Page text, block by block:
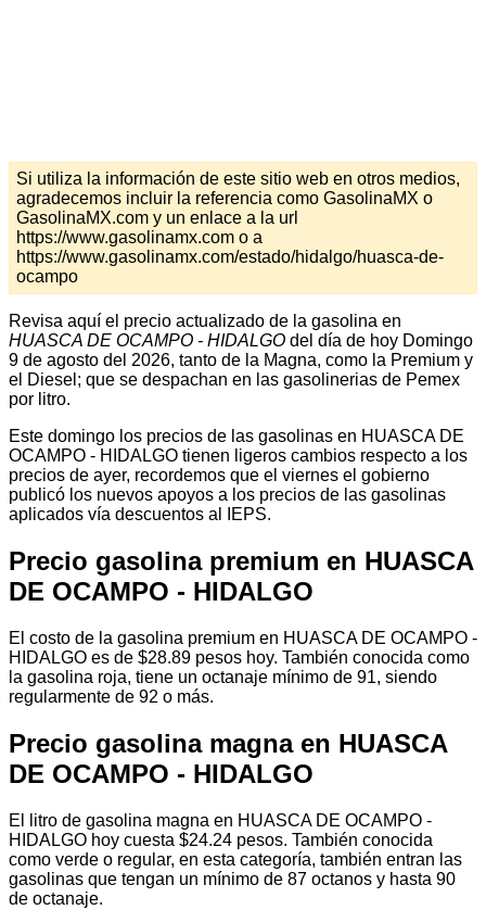
Si utiliza la información de este sitio web en otros medios,
agradecemos incluir la referencia como GasolinaMX o
GasolinaMX.com y un enlace a la url
https://www.gasolinamx.com o a
https://www.gasolinamx.com/estado/hidalgo/huasca-de-
ocampo
Revisa aquí el precio actualizado de la gasolina en
HUASCA DE OCAMPO - HIDALGO del día de hoy Domingo
9 de agosto del 2026, tanto de la Magna, como la Premium y
el Diesel; que se despachan en las gasolinerias de Pemex
por litro.
Este domingo los precios de las gasolinas en HUASCA DE
OCAMPO - HIDALGO tienen ligeros cambios respecto a los
precios de ayer, recordemos que el viernes el gobierno
publicó los nuevos apoyos a los precios de las gasolinas
aplicados vía descuentos al IEPS.
Precio gasolina premium en HUASCA
DE OCAMPO - HIDALGO
El costo de la gasolina premium en HUASCA DE OCAMPO -
HIDALGO es de $28.89 pesos hoy. También conocida como
la gasolina roja, tiene un octanaje mínimo de 91, siendo
regularmente de 92 o más.
Precio gasolina magna en HUASCA
DE OCAMPO - HIDALGO
El litro de gasolina magna en HUASCA DE OCAMPO -
HIDALGO hoy cuesta $24.24 pesos. También conocida
como verde o regular, en esta categoría, también entran las
gasolinas que tengan un mínimo de 87 octanos y hasta 90
de octanaje.